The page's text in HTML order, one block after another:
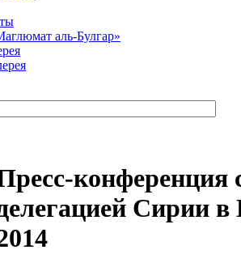
аль-Булгар»
Сирии